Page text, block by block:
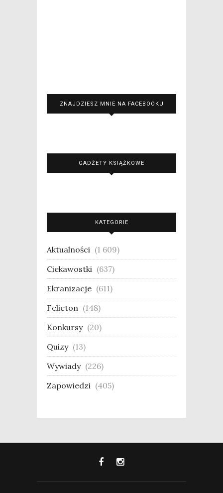
ZNAJDZIESZ MNIE NA FACEBOOKU
GADŻETY KSIĄŻKOWE
KATEGORIE
Aktualności (1 609)
Ciekawostki (637)
Ekranizacje (611)
Felieton (148)
Konkursy (20)
Quizy (13)
Wywiady (226)
Zapowiedzi (405)